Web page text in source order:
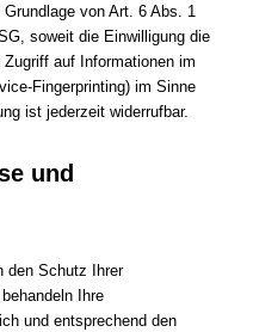
von Art. 6 Abs. 1
soweit die Einwilligung die
auf Informationen im
Fingerprinting) im Sinne
ist jederzeit widerrufbar.
und
den Schutz Ihrer
Ihre
und entsprechend den